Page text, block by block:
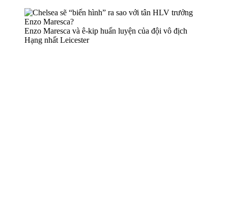
Enzo Maresca và ê-kip huấn luyện của đội vô địch
Hạng nhất Leicester